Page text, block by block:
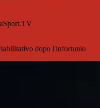
dopo l'infortunio